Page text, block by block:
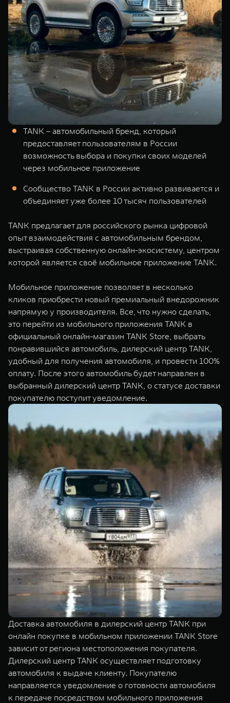
TANK 500
от 6 499 000 ₽
TANK 700
Сила
от 10 199
WEY 07
Расширяя границы комфорта
от 6 149 000 ₽
WEY 05
Эстетика
от 5 699
WEY 80
Масштаб возможностей
от 6 449 000 ₽
WEY 80
Масштаб
ПОКУПКА АВТОМОБИЛЯ
TANK Финансы
Корпоративным клиентам
TANK ФИНАНСЫ
TANK Кредит
TANK Лизинг
TANK Страхование
Сервис
Специальные предложения
Моторные масла
ЦИФРОВЫЕ СЕРВИСЫ TANK
Цифровые сервисы TANK
TANK – автомобильный бренд, который
предоставляет пользователям в России
возможность выбора и покупки своих моделей
через мобильное приложение
Сообщество TANK в России активно развивается и
объединяет уже более 10 тысяч пользователей
TANK предлагает для российского рынка цифровой
опыт взаимодействия с автомобильным брендом,
выстраивая собственную онлайн-экосистему, центром
которой является своё мобильное приложение TANK.
Мобильное приложение позволяет в несколько
кликов приобрести новый премиальный внедорожник
напрямую у производителя. Все, что нужно сделать,
это перейти из мобильного приложения TANK в
официальный онлайн-магазин TANK Store, выбрать
понравившийся автомобиль, дилерский центр TANK,
удобный для получения автомобиля, и провести 100%
оплату. После этого автомобиль будет направлен в
выбранный дилерский центр TANK, о статусе доставки
покупателю поступит уведомление.
Доставка автомобиля в дилерский центр TANK при
онлайн покупке в мобильном приложении TANK Store
зависит от региона местоположения покупателя.
Дилерский центр TANK осуществляет подготовку
автомобиля к выдаче клиенту. Покупателю
направляется уведомление о готовности автомобиля
к передаче посредством мобильного приложения